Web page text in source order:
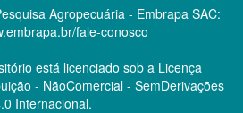
Agropecuária - Embrapa SAC:
fale-conosco
está licenciado sob a Licença
- NãoComercial - SemDerivações
Internacional.